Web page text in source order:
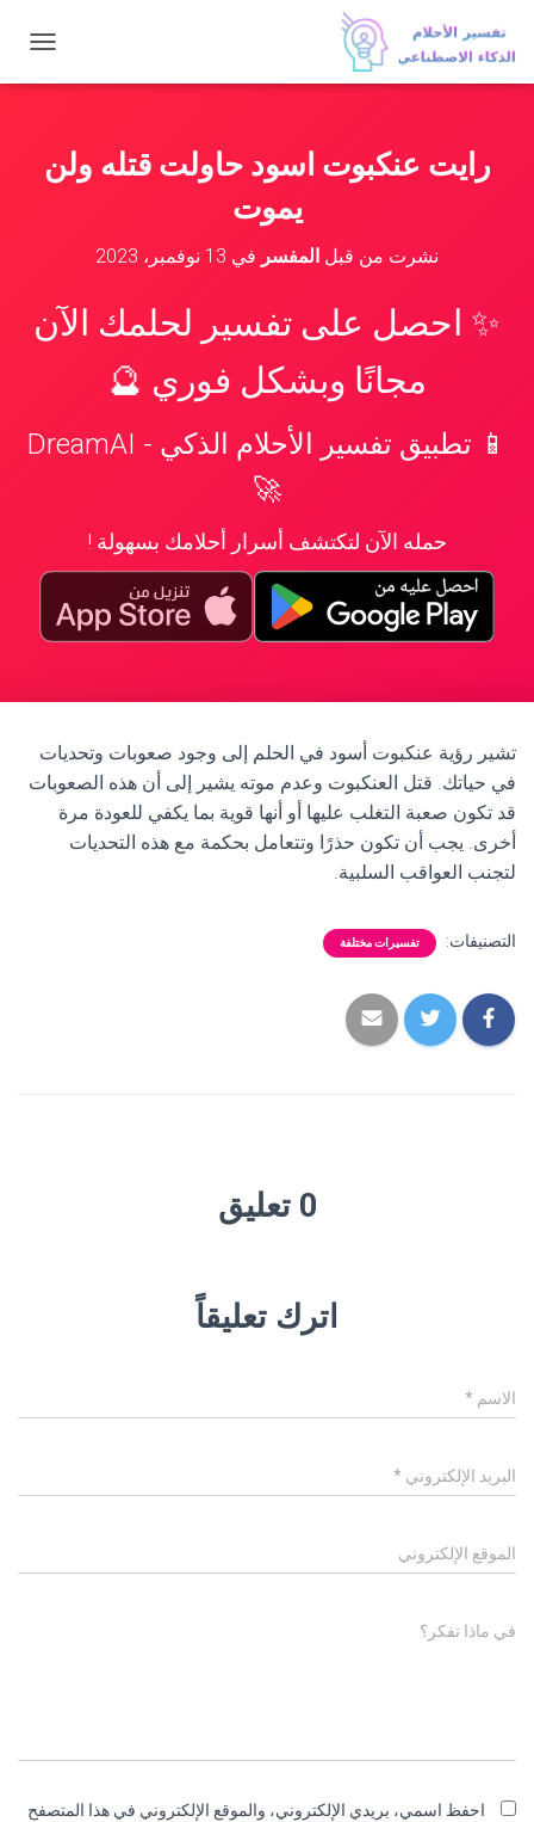
ب
رايت عنكبوت اسود حاولت قتله ولن
يموت
نشرت من قبل المفسر في 13 نوفمبر، 2023
✨ احصل على تفسير لحلمك الآن
مجانًا وبشكل فوري 🔮
📱 تطبيق تفسير الأحلام الذكي - DreamAI
🚀
حمله الآن لتكتشف أسرار أحلامك بسهولة !
تشير رؤية عنكبوت أسود في الحلم إلى وجود صعوبات وتحديات
في حياتك. قتل العنكبوت وعدم موته يشير إلى أن هذه الصعوبات
قد تكون صعبة التغلب عليها أو أنها قوية بما يكفي للعودة مرة
أخرى. يجب أن تكون حذرًا وتتعامل بحكمة مع هذه التحديات
لتجنب العواقب السلبية.
التصنيفات: تفسيرات مختلفة
0 تعليق
اترك تعليقاً
الاسم *
البريد الإلكتروني *
الموقع الإلكتروني
في ماذا تفكر؟
احفظ اسمي، بريدي الإلكتروني، والموقع الإلكتروني في هذا المتصفح